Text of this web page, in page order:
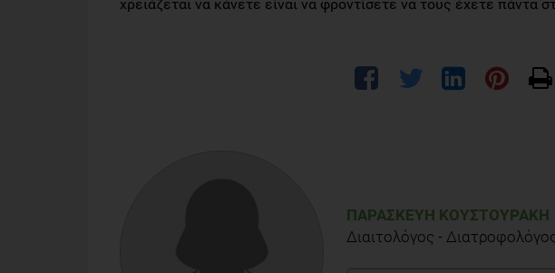
χρειάζεται να κάνετε είναι να φροντίσετε να τους έχετε πάντα
ΠΑΡΑΣΚΕΥΉ ΚΟΥΣΤΟΥΡΆΚΗ
Διαιτολόγος -